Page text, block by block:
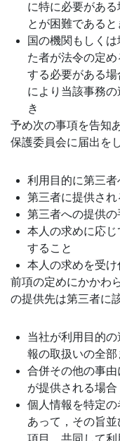
に特に必要があ
とが困難であると
国の機関もしく
た者が法令の定
する必要がある
により当該事務
き
予め次の事項を告知
保護委員会に届出を
利用目的に第三
第三者に提供され
第三者への提供
本人の求めに応
すること
本人の求めを受
前項の定めにかかわ
の提供先は第三者に
当社が利用目的
報の取扱いの全
合併その他の事
が提供される場合
個人情報を特定
あって，その旨
項目，共同して